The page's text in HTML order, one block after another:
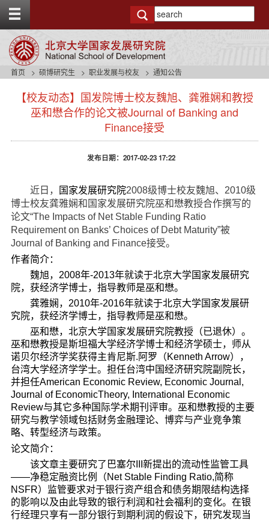
g
t
首页 硕博研究生 职业发展与校友 通知公告
【校友动态】国发院博士校友魏旭、龚雅娴和教授
巫和懋合作的论文被Journal of Banking and
Finance接受
发布日期：2017-02-23 17:22
近日， 国家发展研究院2008级博士校友魏旭、2010级
博士校友龚雅娴和国家发展研究院巫和懋教授合作撰写的
论文“The Impacts of Net Stable Funding Ratio
Requirement on Banks’ Choices of Debt Maturity”被
Journal of Banking and Finance接受。
作者简介：
魏旭，2008年-2013年就读于北京大学国家发展研究
院，获经济学博士，指导教师是巫和懋。
龚雅娴，2010年-2016年就读于北京大学国家发展研
究院，获经济学博士，指导教师是巫和懋。
巫和懋，北京大学国家发展研究院教授（已退休）。
巫和懋教授是斯坦福大学经济学博士和经济学硕士，师从
诺贝尔经济学奖获得主肯尼斯.阿罗（Kenneth Arrow），
台湾大学经济学学士。担任台湾中国经济研究院副院长，
并担任American Economic Review, Economic Journal,
Journal of EconomicTheory, International Economic
Review与其它多种国际学术期刊评审。巫和懋教授的主要
研究与教学领域包括财务金融理论、博弈与产业竞争策
略、转型经济与政策。
论文简介：
该文章主要研究了巴塞尔III新提出的流动性监管工具
——净稳定融资比例（Net Stable Finding Ratio,简称
NSFR）监管要求对于银行资产组合和债务期限结构选择
的影响以及由此导致的银行利润和社会福利的变化。在银
行经理只享有一部分银行到期利润的假设下，研究发现当